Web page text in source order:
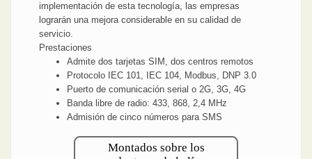
implementación de esta tecnología, las empresas
lograrán una mejora considerable en su calidad de
servicio.
Prestaciones
Admite dos tarjetas SIM, dos centros remotos
Protocolo IEC 101, IEC 104, Modbus, DNP 3.0
Puerto de comunicación serial o 2G, 3G, 4G
Banda libre de radio: 433, 868, 2,4 MHz
Admisión de cinco números para SMS
Montados sobre los